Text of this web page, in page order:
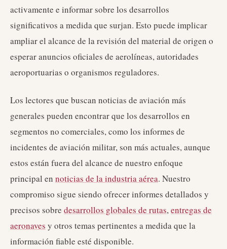
activamente e informar sobre los desarrollos
significativos a medida que surjan. Esto puede implicar
ampliar el alcance de la revisión del material de origen o
esperar anuncios oficiales de aerolíneas, autoridades
aeroportuarias o organismos reguladores.
Los lectores que buscan noticias de aviación más
generales pueden encontrar que los desarrollos en
segmentos no comerciales, como los informes de
incidentes de aviación militar, son más actuales, aunque
estos están fuera del alcance de nuestro enfoque
principal en noticias de la industria aérea. Nuestro
compromiso sigue siendo ofrecer informes detallados y
precisos sobre desarrollos globales de rutas,entregas de
aeronaves y otros temas pertinentes a medida que la
información fiable esté disponible.